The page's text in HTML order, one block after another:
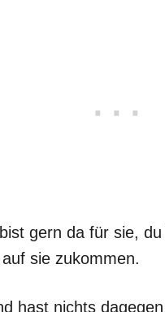
gern da für sie,
auf sie zukommen.
hast nichts